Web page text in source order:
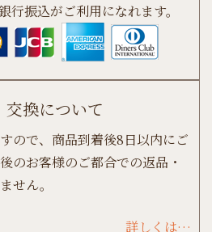
行振込がご利用になれます。
交換について
ので、商品到着後8日以内にご
のお客様のご都合での返品・
せん。
詳しくは…